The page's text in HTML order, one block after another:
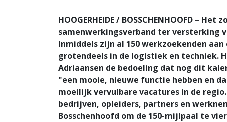
HOOGERHEIDE / BOSSCHENHOOFD –
samenwerkingsverband ter versterking
Inmiddels zijn al 150 werkzoekenden
grotendeels in de logistiek en techniek.
Adriaansen de bedoeling dat nog dit
"een mooie, nieuwe functie hebben en
moeilijk vervulbare vacatures in de
bedrijven, opleiders, partners en
Bosschenhoofd om de 150-mijlpaal te